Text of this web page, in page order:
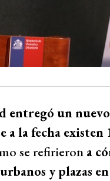
entregó un
la fecha existen
se refirieron a
y plazas